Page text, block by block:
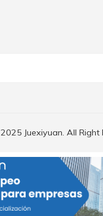
Juexiyuan. All Right